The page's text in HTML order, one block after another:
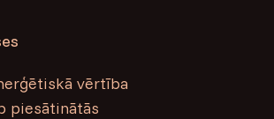
vērtība
piesātinātās